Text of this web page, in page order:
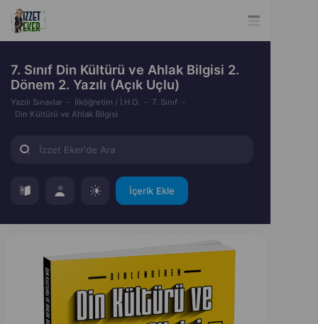
7. Sınıf Din Kültürü ve Ahlak Bilgisi 2.
Dönem 2. Yazılı (Açık Uçlu)
Yazılı Sınavlar İlköğretim / İ.H.O.
7. Sınıf
Din Kültürü ve Ahlak Bilgisi
İçerik Ekle